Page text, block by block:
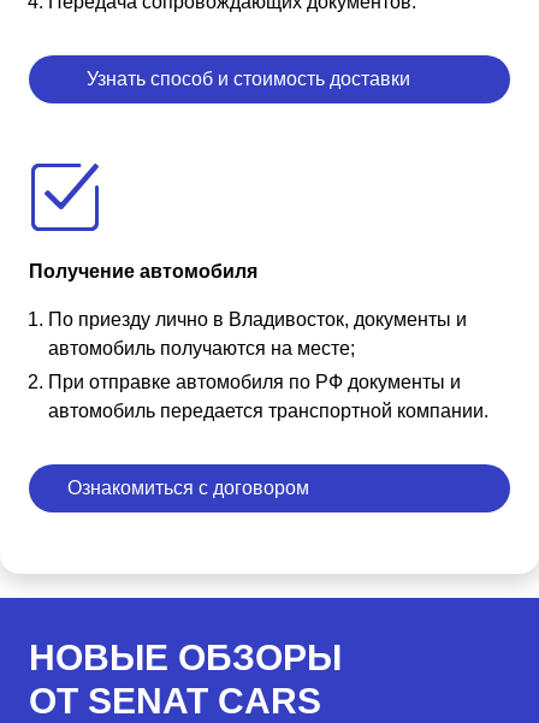
Узнать способ и стоимость доставки
Получение автомобиля
По приезду лично в Владивосток, документы и
автомобиль получаются на месте;
При отправке автомобиля по РФ документы и
автомобиль передается транспортной компании.
Ознакомиться с договором
НОВЫЕ ОБЗОРЫ
ОТ SENAT CARS